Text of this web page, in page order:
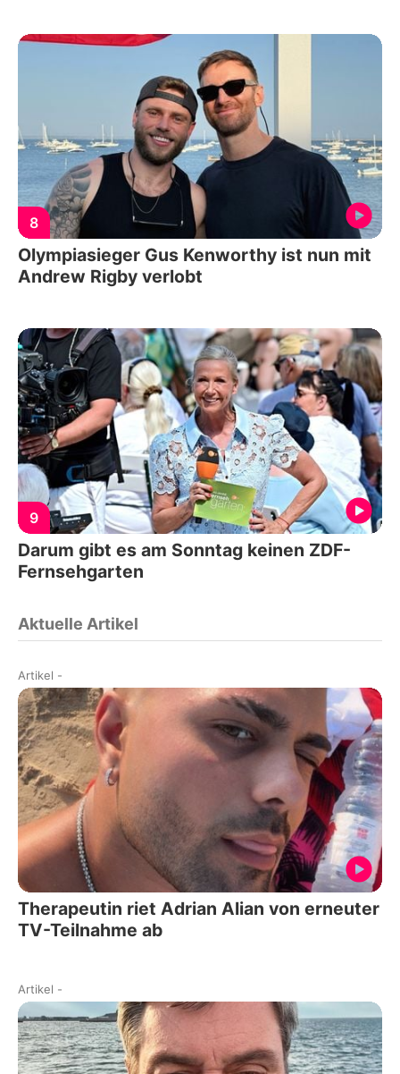
8
Olympiasieger Gus Kenworthy ist nun mit
Andrew Rigby verlobt
9
Darum gibt es am Sonntag keinen ZDF-
Fernsehgarten
Aktuelle Artikel
Artikel -
Therapeutin riet Adrian Alian von erneuter
TV-Teilnahme ab
Artikel -